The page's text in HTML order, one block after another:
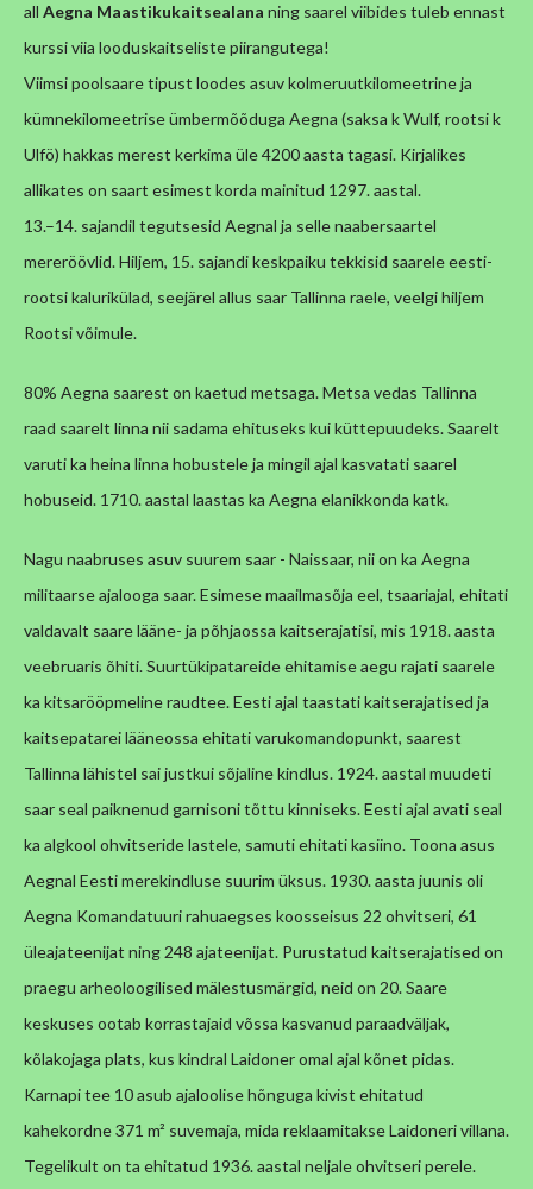
all Aegna Maastikukaitsealana ning saarel viibides tuleb ennast
kurssi viia looduskaitseliste piirangutega!
Viimsi poolsaare tipust loodes asuv kolmeruutkilomeetrine ja
kümnekilomeetrise ümbermõõduga Aegna (saksa k Wulf, rootsi k
Ulfö) hakkas merest kerkima üle 4200 aasta tagasi. Kirjalikes
allikates on saart esimest korda mainitud 1297. aastal.
13.–14. sajandil tegutsesid Aegnal ja selle naabersaartel
mereröövlid. Hiljem, 15. sajandi keskpaiku tekkisid saarele eesti-
rootsi kalurikülad, seejärel allus saar Tallinna raele, veelgi hiljem
Rootsi võimule.
80% Aegna saarest on kaetud metsaga. Metsa vedas Tallinna
raad saarelt linna nii sadama ehituseks kui küttepuudeks. Saarelt
varuti ka heina linna hobustele ja mingil ajal kasvatati saarel
hobuseid. 1710. aastal laastas ka Aegna elanikkonda katk.
Nagu naabruses asuv suurem saar - Naissaar, nii on ka Aegna
militaarse ajalooga saar. Esimese maailmasõja eel, tsaariajal, ehitati
valdavalt saare lääne- ja põhjaossa kaitserajatisi, mis 1918. aasta
veebruaris õhiti. Suurtükipatareide ehitamise aegu rajati saarele
ka kitsarööpmeline raudtee. Eesti ajal taastati kaitserajatised ja
kaitsepatarei lääneossa ehitati varukomandopunkt, saarest
Tallinna lähistel sai justkui sõjaline kindlus. 1924. aastal muudeti
saar seal paiknenud garnisoni tõttu kinniseks. Eesti ajal avati seal
ka algkool ohvitseride lastele, samuti ehitati kasiino. Toona asus
Aegnal Eesti merekindluse suurim üksus. 1930. aasta juunis oli
Aegna Komandatuuri rahuaegses koosseisus 22 ohvitseri, 61
üleajateenijat ning 248 ajateenijat. Purustatud kaitserajatised on
praegu arheoloogilised mälestusmärgid, neid on 20. Saare
keskuses ootab korrastajaid võssa kasvanud paraadväljak,
kõlakojaga plats, kus kindral Laidoner omal ajal kõnet pidas.
Karnapi tee 10 asub ajaloolise hõnguga kivist ehitatud
kahekordne 371 m² suvemaja, mida reklaamitakse Laidoneri villana.
Tegelikult on ta ehitatud 1936. aastal neljale ohvitseri perele.